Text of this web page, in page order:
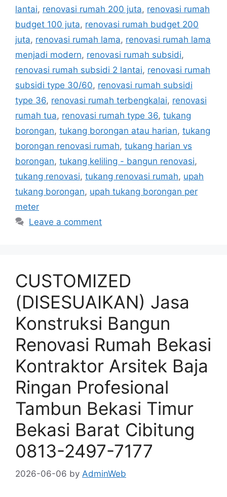
lantai, renovasi rumah 200 juta, renovasi rumah
budget 100 juta, renovasi rumah budget 200
juta, renovasi rumah lama, renovasi rumah lama
menjadi modern, renovasi rumah subsidi,
renovasi rumah subsidi 2 lantai, renovasi rumah
subsidi type 30/60, renovasi rumah subsidi
type 36, renovasi rumah terbengkalai, renovasi
rumah tua, renovasi rumah type 36, tukang
borongan, tukang borongan atau harian, tukang
borongan renovasi rumah, tukang harian vs
borongan, tukang keliling - bangun renovasi,
tukang renovasi, tukang renovasi rumah, upah
tukang borongan, upah tukang borongan per
meter
Leave a comment
CUSTOMIZED
(DISESUAIKAN) Jasa
Konstruksi Bangun
Renovasi Rumah Bekasi
Kontraktor Arsitek Baja
Ringan Profesional
Tambun Bekasi Timur
Bekasi Barat Cibitung
0813-2497-7177
2026-06-06 by AdminWeb